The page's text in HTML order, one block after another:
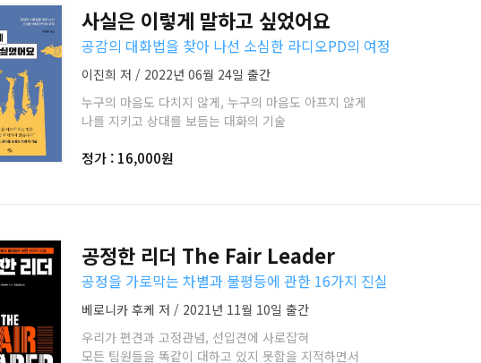
사실은 이렇게 말하고 싶었어요
공감의 대화법을 찾아 나선 소심한 라디오PD의 여정
이진희 저 / 2022년 06월 24일 출간
누구의 마음도 다치지 않게, 누구의 마음도 아프지 않게
나를 지키고 상대를 보듬는 대화의 기술
정가 : 16,000원
공정한 리더 The Fair Leader
공정을 가로막는 차별과 불평등에 관한 16가지 진실
베로니카 후케 저 / 2021년 11월 10일 출간
우리가 편견과 고정관념, 선입견에 사로잡혀
모든 팀원들을 똑같이 대하고 있지 못함을 지적하면서